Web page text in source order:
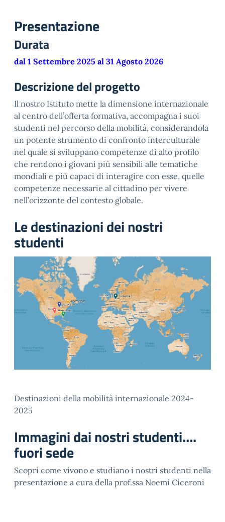
Presentazione
Durata
dal 1 Settembre 2025 al 31 Agosto 2026
Descrizione del progetto
Il nostro Istituto mette la dimensione internazionale
al centro dell’offerta formativa, accompagna i suoi
studenti nel percorso della mobilità, considerandola
un potente strumento di confronto interculturale
nel quale si sviluppano competenze di alto profilo
che rendono i giovani più sensibili alle tematiche
mondiali e più capaci di interagire con esse, quelle
competenze necessarie al cittadino per vivere
nell’orizzonte del contesto globale.
Le destinazioni dei nostri
studenti
Destinazioni della mobilità internazionale 2024-
2025
Immagini dai nostri studenti….
fuori sede
Scopri come vivono e studiano i nostri studenti nella
presentazione a cura della prof.ssa Noemi Ciceroni